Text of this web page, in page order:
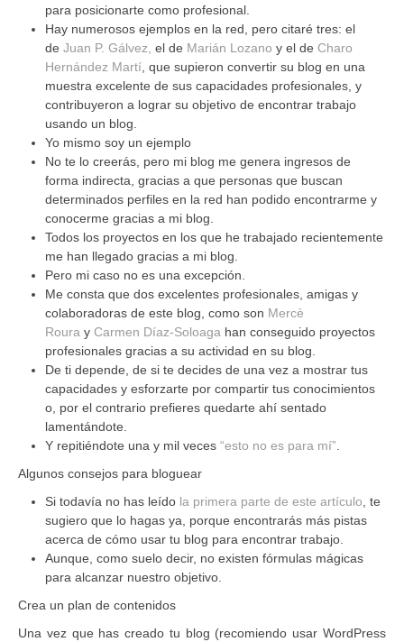
para posicionarte como profesional.
Hay numerosos ejemplos en la red, pero citaré tres: el
de Juan P. Gálvez, el de Marián Lozano y el de Charo
Hernández Martí , que supieron convertir su blog en una
muestra excelente de sus capacidades profesionales, y
contribuyeron a lograr su objetivo de encontrar trabajo
usando un blog.
Yo mismo soy un ejemplo
No te lo creerás, pero mi blog me genera ingresos de
forma indirecta, gracias a que personas que buscan
determinados perfiles en la red han podido encontrarme y
conocerme gracias a mi blog.
Todos los proyectos en los que he trabajado recientemente
me han llegado gracias a mi blog.
Pero mi caso no es una excepción.
Me consta que dos excelentes profesionales, amigas y
colaboradoras de este blog, como son Mercè
Roura y Carmen Díaz-Soloaga han conseguido proyectos
profesionales gracias a su actividad en su blog.
De ti depende, de si te decides de una vez a mostrar tus
capacidades y esforzarte por compartir tus conocimientos
o, por el contrario prefieres quedarte ahí sentado
lamentándote.
Y repitiéndote una y mil veces “esto no es para mí”
Algunos consejos para bloguear
Si todavía no has leído la primera parte de este artículo , te
sugiero que lo hagas ya, porque encontrarás más pistas
acerca de cómo usar tu blog para encontrar trabajo.
Aunque, como suelo decir, no existen fórmulas mágicas
para alcanzar nuestro objetivo.
Crea un plan de contenidos
Una vez que has creado tu blog (recomiendo usar WordPress